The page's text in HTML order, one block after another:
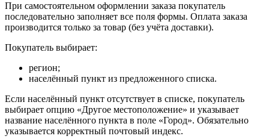
При самостоятельном оформлении заказа покупатель
последовательно заполняет все поля формы. Оплата заказа
производится только за товар (без учёта доставки).
Покупатель выбирает:
регион;
населённый пункт из предложенного списка.
Если населённый пункт отсутствует в списке, покупатель
выбирает опцию «Другое местоположение» и указывает
название населённого пункта в поле «Город». Обязательно
указывается корректный почтовый индекс.